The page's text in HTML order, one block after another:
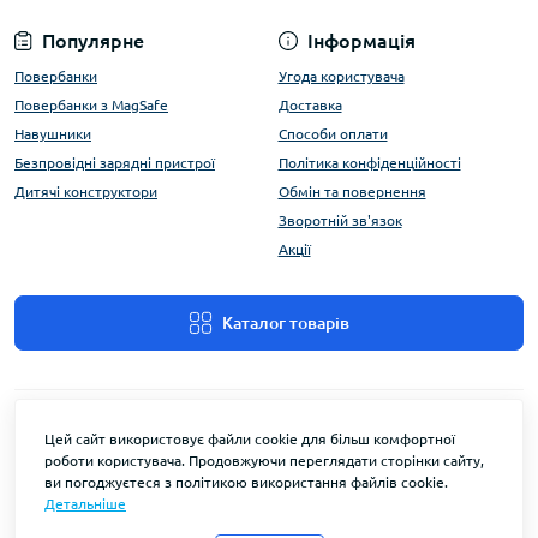
Популярне
Повербанки
Повербанки з MagSafe
Навушники
Безпровідні зарядні пристрої
Дитячі конструктори
Інформація
Угода користувача
Доставка
Способи оплати
Політика конфіденційності
Обмін та повернення
Зворотній зв'язок
Акції
Каталог товарів
Цей сайт використовує файли cookie для більш комфортної
роботи користувача. Продовжуючи переглядати сторінки сайту,
ви погоджуєтеся з політикою використання файлів cookie.
Детальніше